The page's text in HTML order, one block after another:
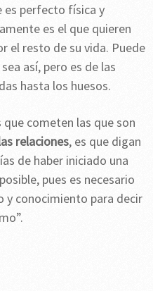
es perfecto física y
es el que quieren
el resto de su vida. Puede
así, pero es de las
hasta los huesos.
cometen las que son
relaciones, es que digan
de haber iniciado una
pues es necesario
y conocimiento para decir